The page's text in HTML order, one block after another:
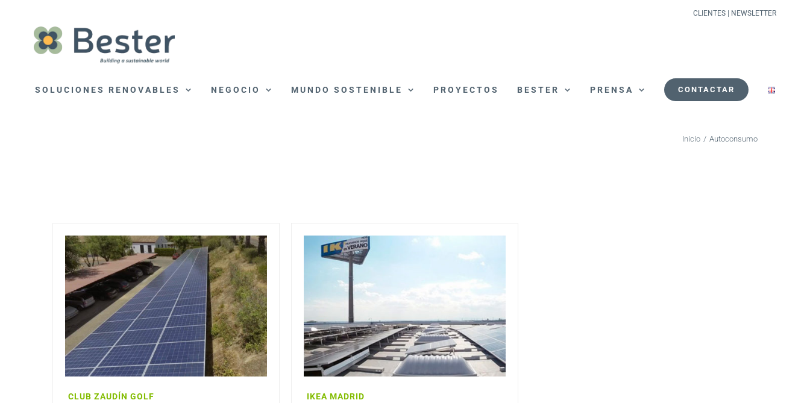
contenido
CLIENTES NEWSLETTER
SOLUCIONES RENOVABLES NEGOCIO MUNDO SOSTENIBLE PROYECTOS BESTER PRENSA CONTACTAR
Inicio / Autoconsumo
CLUB ZAUDÍN GOLF IKEA MADRID